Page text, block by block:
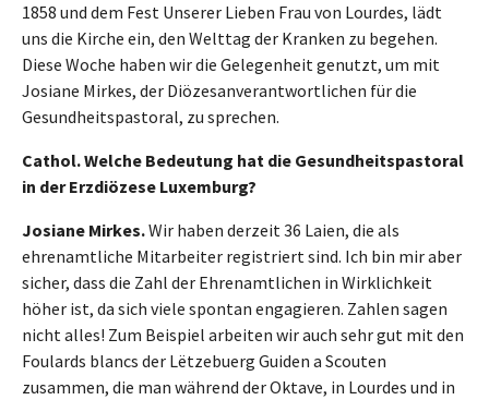
1858 und dem Fest Unserer Lieben Frau von Lourdes, lädt
uns die Kirche ein, den Welttag der Kranken zu begehen.
Diese Woche haben wir die Gelegenheit genutzt, um mit
Josiane Mirkes, der Diözesanverantwortlichen für die
Gesundheitspastoral, zu sprechen.
Cathol. Welche Bedeutung hat die Gesundheitspastoral
in der Erzdiözese Luxemburg?
Josiane Mirkes.Wir haben derzeit 36 Laien, die als
ehrenamtliche Mitarbeiter registriert sind. Ich bin mir aber
sicher, dass die Zahl der Ehrenamtlichen in Wirklichkeit
höher ist, da sich viele spontan engagieren. Zahlen sagen
nicht alles! Zum Beispiel arbeiten wir auch sehr gut mit den
Foulards blancs der Lëtzebuerg Guiden a Scouten
zusammen, die man während der Oktave, in Lourdes und in